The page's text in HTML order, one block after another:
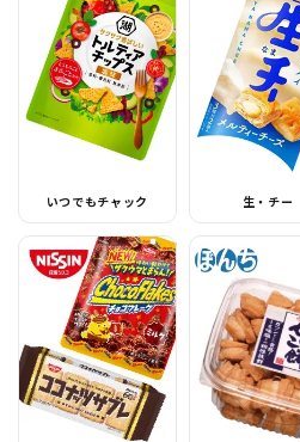
いつでもチャック 生・チー